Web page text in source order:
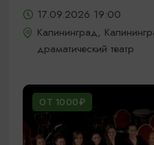
17.09.2026 19:00
Калининград,
драматический театр
ОТ 1000₽